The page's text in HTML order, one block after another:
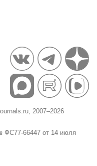
2007–2026
66447 от 14 июля